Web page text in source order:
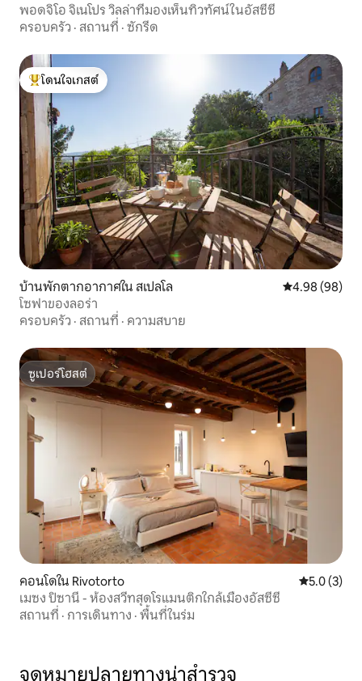
พอดจิโอ จิเนโปร วิลล่าที่มองเห็นทิวทัศน์ในอัสซีซี
ครอบครัว · สถานที่ · ซักรีด
โดนใจเกสต์ที่สุด
โดนใจเกสต์
บ้านพักตากอากาศใน สเปลโล คะแนนเฉลี่ย
4.98 (98)
โซฟาของลอร่า
ครอบครัว · สถานที่ · ความสบาย
ซูเปอร์โฮสต์
ซูเปอร์โฮสต์
คอนโดใน Rivotorto คะแนนเฉลี่
5.0 (3)
เมซง ปิซานี - ห้องสวีทสุดโรแมนติกใกล้เมืองอัสซีซี
สถานที่ · การเดินทาง · พื้นที่ในร่ม
จุดหมายปลายทางน่าสำรวจ